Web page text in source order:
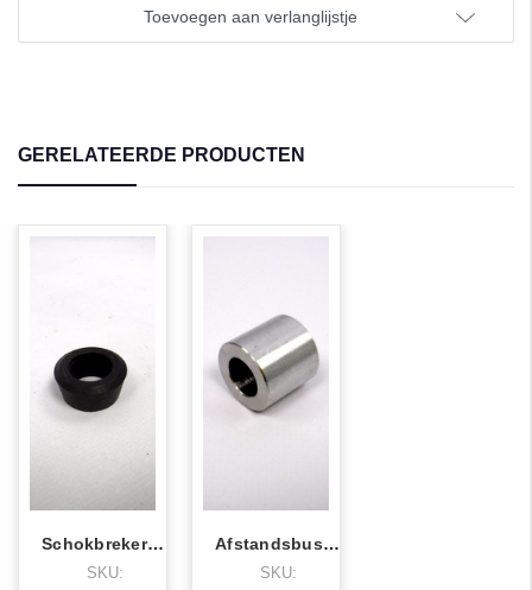
Toevoegen aan verlanglijstje
GERELATEERDE PRODUCTEN
Schokbrekerrubber t3,g5 enz.
SKU:
Afstandsbus middenbok t3,g5 enz.
SKU: